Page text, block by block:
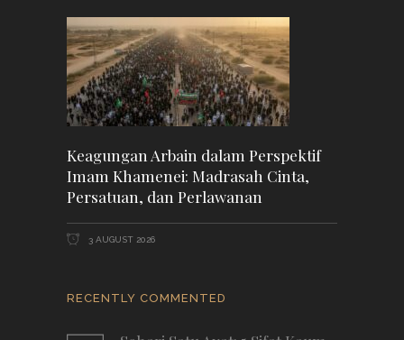
Keagungan Arbain dalam Perspektif
Imam Khamenei: Madrasah Cinta,
Persatuan, dan Perlawanan
3 AUGUST 2026
RECENTLY COMMENTED